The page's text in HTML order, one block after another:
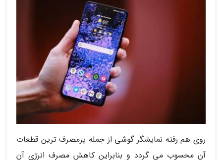
روی هم رفته نمایشگر گوشی از جمله پرمصرف ترین قطعات
آن محسوب می گردد و بنابراین کاهش مصرف انرژی آن